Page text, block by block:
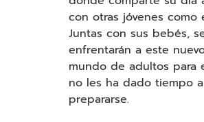
con otras jóvenes como
Juntas con sus bebés,
enfrentarán a este
mundo de adultos para
no les ha dado tiempo a
prepararse.